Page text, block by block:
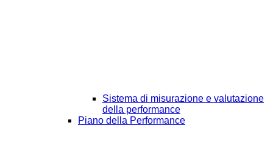
Sistema di misurazione e valutazione
della performance
Piano della Performance